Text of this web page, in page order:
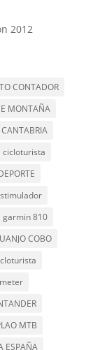
2012
CONTADOR
MONTAÑA
CANTABRIA
cicloturista
garmin 810
COBO
MTB
ESPAÑA